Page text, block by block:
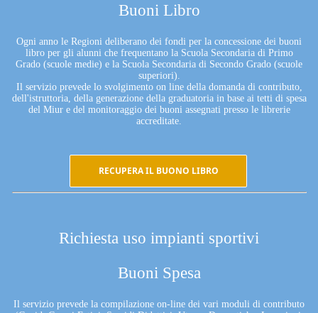
Buoni Libro
Ogni anno le Regioni deliberano dei fondi per la concessione dei buoni
libro per gli alunni che frequentano la Scuola Secondaria di Primo
Grado (scuole medie) e la Scuola Secondaria di Secondo Grado (scuole
superiori).
Il servizio prevede lo svolgimento on line della domanda di contributo,
dell'istruttoria, della generazione della graduatoria in base ai tetti di spesa
del Miur e del monitoraggio dei buoni assegnati presso le librerie
accreditate.
RECUPERA IL BUONO LIBRO
Richiesta uso impianti sportivi
Buoni Spesa
Il servizio prevede la compilazione on-line dei vari moduli di contributo